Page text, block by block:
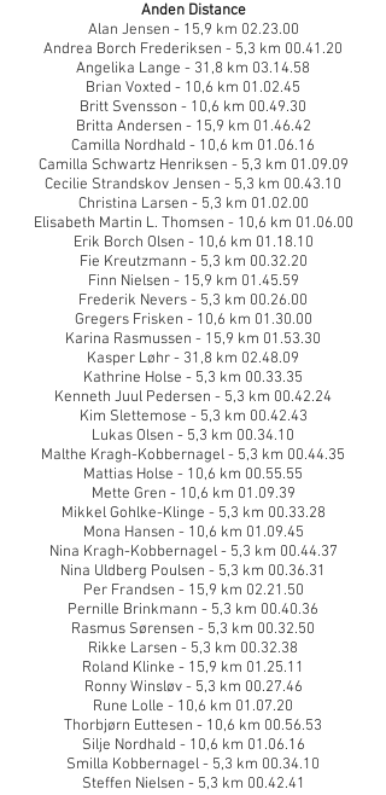
Anden Distance
Alan Jensen - 15,9 km 02.23.00
Andrea Borch Frederiksen - 5,3 km 00.41.20
Angelika Lange - 31,8 km 03.14.58
Brian Voxted - 10,6 km 01.02.45
Britt Svensson - 10,6 km 00.49.30
Britta Andersen - 15,9 km 01.46.42
Camilla Nordhald - 10,6 km 01.06.16
Camilla Schwartz Henriksen - 5,3 km 01.09.09
Cecilie Strandskov Jensen - 5,3 km 00.43.10
Christina Larsen - 5,3 km 01.02.00
Elisabeth Martin L. Thomsen - 10,6 km 01.06.00
Erik Borch Olsen - 10,6 km 01.18.10
Fie Kreutzmann - 5,3 km 00.32.20
Finn Nielsen - 15,9 km 01.45.59
Frederik Nevers - 5,3 km 00.26.00
Gregers Frisken - 10,6 km 01.30.00
Karina Rasmussen - 15,9 km 01.53.30
Kasper Løhr - 31,8 km 02.48.09
Kathrine Holse - 5,3 km 00.33.35
Kenneth Juul Pedersen - 5,3 km 00.42.24
Kim Slettemose - 5,3 km 00.42.43
Lukas Olsen - 5,3 km 00.34.10
Malthe Kragh-Kobbernagel - 5,3 km 00.44.35
Mattias Holse - 10,6 km 00.55.55
Mette Gren - 10,6 km 01.09.39
Mikkel Gohlke-Klinge - 5,3 km 00.33.28
Mona Hansen - 10,6 km 01.09.45
Nina Kragh-Kobbernagel - 5,3 km 00.44.37
Nina Uldberg Poulsen - 5,3 km 00.36.31
Per Frandsen - 15,9 km 02.21.50
Pernille Brinkmann - 5,3 km 00.40.36
Rasmus Sørensen - 5,3 km 00.32.50
Rikke Larsen - 5,3 km 00.32.38
Roland Klinke - 15,9 km 01.25.11
Ronny Winsløv - 5,3 km 00.27.46
Rune Lolle - 10,6 km 01.07.20
Thorbjørn Euttesen - 10,6 km 00.56.53
Silje Nordhald - 10,6 km 01.06.16
Smilla Kobbernagel - 5,3 km 00.34.10
Steffen Nielsen - 5,3 km 00.42.41